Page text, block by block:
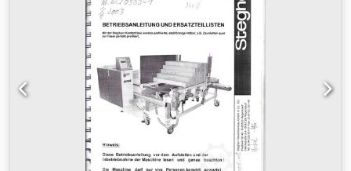
på 7,5 hk vardera - 4 varvväxlingar - Max
bearbetningslängd: 2500 mm - Max bearbetningshöjd: 180
mm - Min/max bearbetningsbredd: 20/320 mm -
Axeldiameter för fräsenhet: 35 mm - Max verktygsmått:
diameter 160 mm – höjd 180 mm - Vagndrift: 30 m/min -
Vagnens retur: 30 m/min - Automatisk bordavmattning
med stopp - Slipbandslängd: 2500 mm - Automatisk
positioner - 6 ställbara pressar - Total installerad effekt: 36
hk - Tryckluft: 6 bar - Yttermått: 6700 x 2200 x 1800 mm (H)
- Vikt: 3600 kg